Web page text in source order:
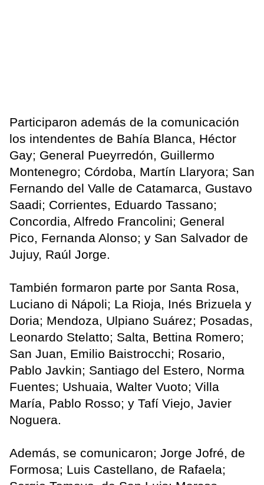
Participaron además de la comunicación
los intendentes de Bahía Blanca, Héctor
Gay; General Pueyrredón, Guillermo
Montenegro; Córdoba, Martín Llaryora; San
Fernando del Valle de Catamarca, Gustavo
Saadi; Corrientes, Eduardo Tassano;
Concordia, Alfredo Francolini; General
Pico, Fernanda Alonso; y San Salvador de
Jujuy, Raúl Jorge.
También formaron parte por Santa Rosa,
Luciano di Nápoli; La Rioja, Inés Brizuela y
Doria; Mendoza, Ulpiano Suárez; Posadas,
Leonardo Stelatto; Salta, Bettina Romero;
San Juan, Emilio Baistrocchi; Rosario,
Pablo Javkin; Santiago del Estero, Norma
Fuentes; Ushuaia, Walter Vuoto; Villa
María, Pablo Rosso; y Tafí Viejo, Javier
Noguera.
Además, se comunicaron; Jorge Jofré, de
Formosa; Luis Castellano, de Rafaela;